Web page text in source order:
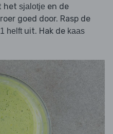
het sjalotje en de
goed door. Rasp de
1 helftuit. Hak de kaas